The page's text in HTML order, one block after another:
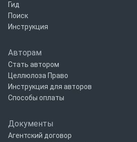
Гид
Поиск
Инструкция
Авторам
Стать автором
Целлюлоза Право
Инструкция для авторов
Способы оплаты
Документы
Агентский договор